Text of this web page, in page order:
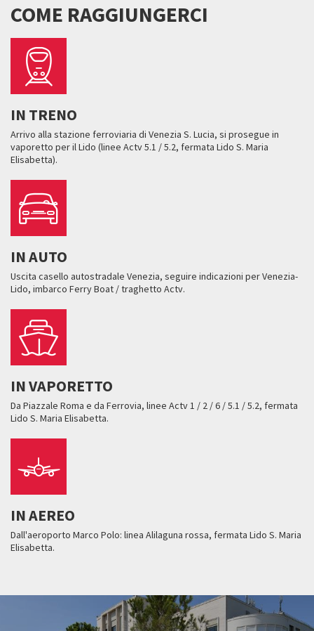
COME RAGGIUNGERCI
IN TRENO
Arrivo alla stazione ferroviaria di Venezia S. Lucia, si prosegue in
vaporetto per il Lido (linee Actv 5.1 / 5.2, fermata Lido S. Maria
Elisabetta).
IN AUTO
Uscita casello autostradale Venezia, seguire indicazioni per Venezia-
Lido, imbarco Ferry Boat / traghetto Actv.
IN VAPORETTO
Da Piazzale Roma e da Ferrovia, linee Actv 1 / 2 / 6 / 5.1 / 5.2, fermata
Lido S. Maria Elisabetta.
IN AEREO
Dall'aeroporto Marco Polo: linea Alilaguna rossa, fermata Lido S. Maria
Elisabetta.